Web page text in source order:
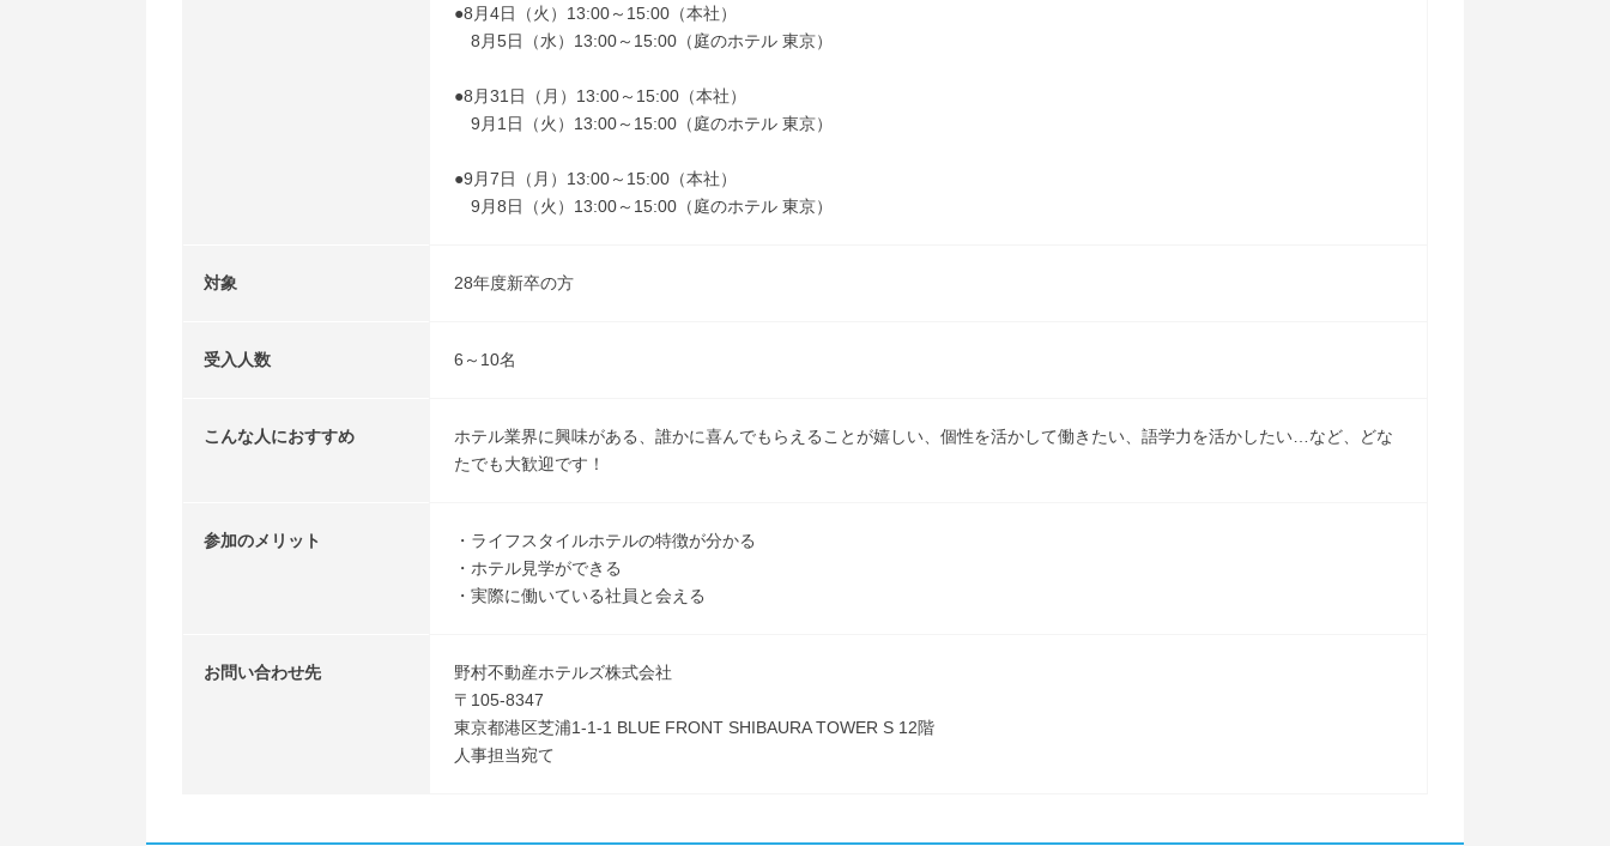
●8月4日（火）13:00～15:00（本社）
8月5日（水）13:00～15:00（庭のホテル 東京）
●8月31日（月）13:00～15:00（本社）
9月1日（火）13:00～15:00（庭のホテル 東京）
●9月7日（月）13:00～15:00（本社）
9月8日（火）13:00～15:00（庭のホテル 東京）
対象 28年度新卒の方
受入人数 6～10名
こんな人におすすめ
ホテル業界に興味がある、誰かに喜んでもらえることが嬉しい、個性を活かして働きたい、語学力を活かしたい…など、どな
たでも大歓迎です！
参加のメリット
・ライフスタイルホテルの特徴が分かる
・ホテル見学ができる
・実際に働いている社員と会える
お問い合わせ先
野村不動産ホテルズ株式会社
〒105-8347
東京都港区芝浦1-1-1 BLUE FRONT SHIBAURA TOWER S 12階
人事担当宛て